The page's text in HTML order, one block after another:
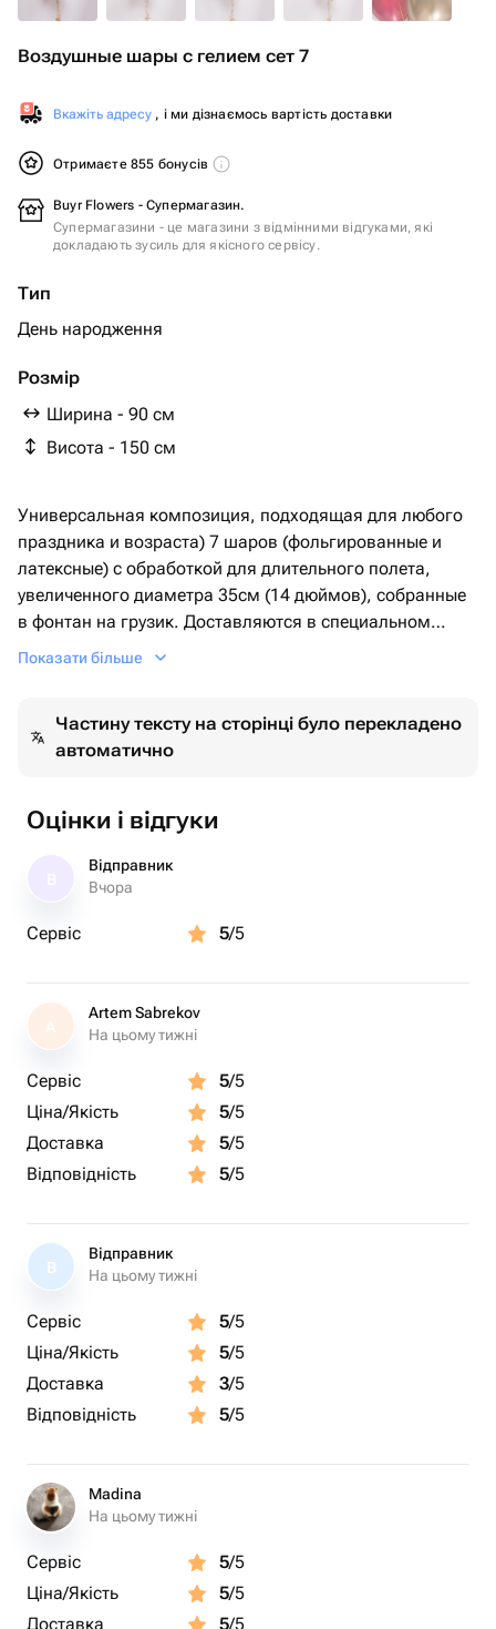
Воздушные шары с гелием сет 7
Вкажіть адресу , і ми дізнаємось вартість доставки
Отримаєте 855 бонусів
Buyr Flowers - Супермагазин.
Супермагазини - це магазини з відмінними відгуками, які
докладають зусиль для якісного сервісу.
Тип
День народження
Розмір
Ширина - 90 см
Висота - 150 см
Универсальная композиция, подходящая для любого
праздника и возраста) 7 шаров (фольгированные и
латексные) с обработкой для длительного полета,
увеличенного диаметра 35см (14 дюймов), собранные
в фонтан на грузик. Доставляются в специальном
транспортировочном пакете. Можно выбрать любой
композиции - просто напишите свои пожелания в
комментарии при оформлении заказа. Комплектация:
хром хром 2 красных хром
Показати більше
Частину тексту на сторінці було перекладено
автоматично
Оцінки і відгуки
Відправник
Вчора
Сервіс 5/5
A
Artem Sabrekov
На цьому тижні
Сервіс 5/5
Ціна/Якість
5/5
Доставка
5/5
Відповідність
5/5
В
Відправник
На цьому тижні
Сервіс 5/5
Ціна/Якість
5/5
Доставка
3/5
Відповідність
5/5
Madina
На цьому тижні
Сервіс 5/5
Ціна/Якість
5/5
Доставка
5/5